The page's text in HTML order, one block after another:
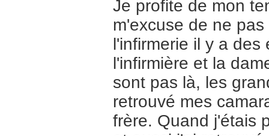
Je profite de mon
m'excuse de ne
l'infirmerie il y a
l'infirmière et la
sont pas là, les
retrouvé mes
frère. Quand j'étais